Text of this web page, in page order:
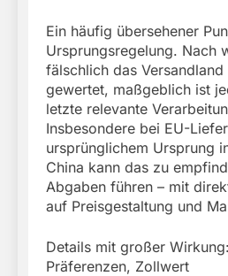
Ein häufig übersehener
Ursprungsregelung. Nach
fälschlich das
gewertet, maßgeblich ist
letzte relevante
Insbesondere bei EU-
ursprünglichem Ursprung
China kann das zu
Abgaben führen – mit
auf Preisgestaltung und
Details mit großer
Präferenzen, Zollwert